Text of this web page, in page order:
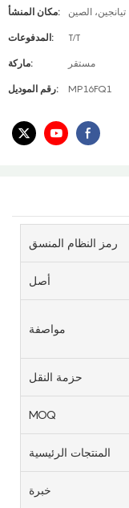
مكان المنشأ: تيانجين، الصين
المدفوعات: T/T
ماركة: مستقر
رقم الموديل: MP16FQ1
رمز النظام المنسق
أصل
مواصفة
حزمة النقل
MOQ
المنتجات الرئيسية
خبرة